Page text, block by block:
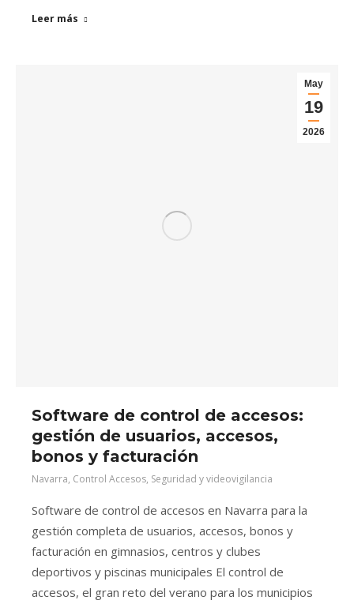
Leer más
May
19
2026
Software de control de accesos:
gestión de usuarios, accesos,
bonos y facturación
Navarra, Control Accesos, Seguridad y videovigilancia
Software de control de accesos en Navarra para la
gestión completa de usuarios, accesos, bonos y
facturación en gimnasios, centros y clubes
deportivos y piscinas municipales El control de
accesos, el gran reto del verano para los municipios